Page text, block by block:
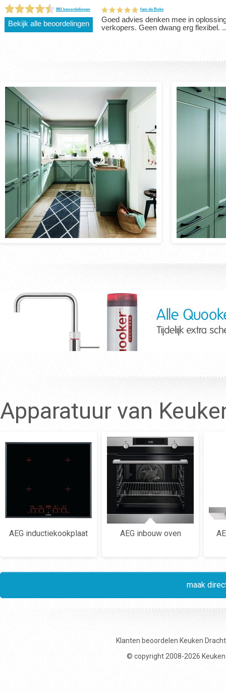
Apparatuur van
AEG inductiekookplaat AEG inbouw oven
maak
Klanten beoordelen Keuken
© copyright 2008-2026